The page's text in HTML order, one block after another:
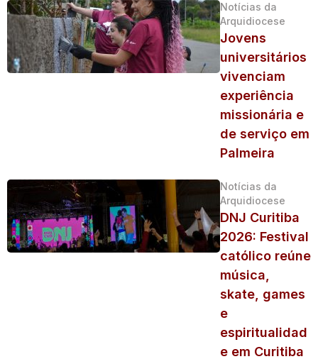
Notícias da
Arquidiocese
Jovens
universitários
vivenciam
experiência
missionária e
de serviço em
Palmeira
Notícias da
Arquidiocese
DNJ Curitiba
2026: Festival
católico reúne
música,
skate, games
e
espiritualidad
e em Curitiba